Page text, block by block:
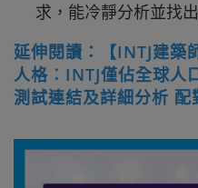
求，能冷靜分析並找
延伸閱讀：【INTJ建築
人格︰INTJ僅佔全球人
測試連結及詳細分析